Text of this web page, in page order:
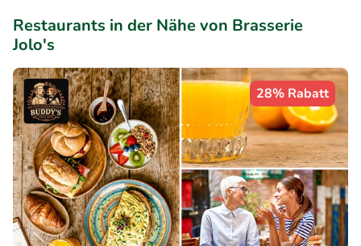
Restaurants in der Nähe von Brasserie
Jolo's
28% Rabatt